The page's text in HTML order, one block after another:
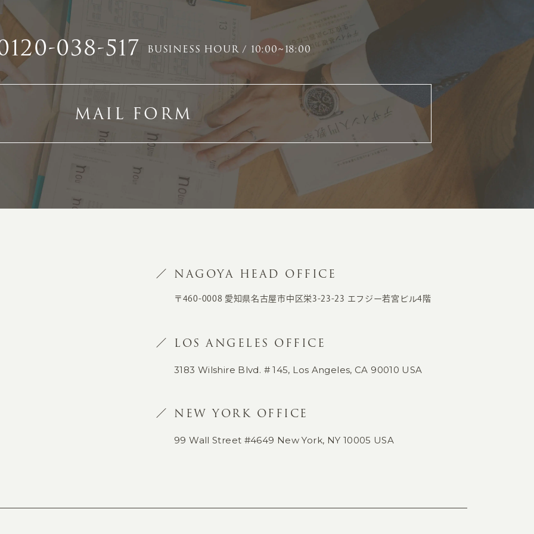
038-517 BUSINESS HOUR / 10:00~18:00
MAIL FORM
NAGOYA HEAD OFFICE
〒460-0008 愛知県名古屋市中区栄3-23-23 エフジー若宮ビル4階
LOS ANGELES OFFICE
3183 Wilshire Blvd. # 145, Los Angeles, CA 90010 USA
NEW YORK OFFICE
99 Wall Street #4649 New York, NY 10005 USA